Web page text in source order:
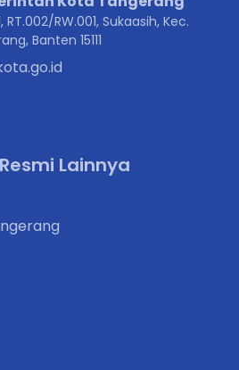
RW.001, Sukaasih, Kec.
Banten 15111
Lainnya